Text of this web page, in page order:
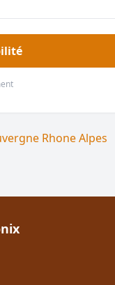
Rhone Alpes